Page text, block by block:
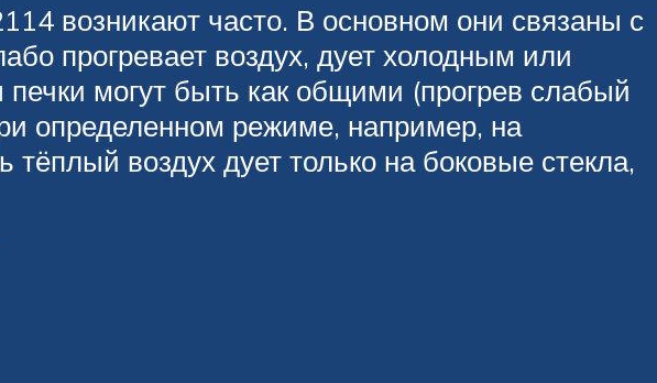
возникают часто. В основном они связаны с
прогревает воздух, дует холодным или
могут быть как общими (прогрев слабый
определенном режиме, например, на
воздух дует только на боковые стекла,